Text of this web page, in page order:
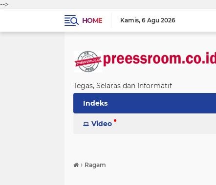
-->
HOME
Kamis 6 Agu 2026
Tegas, Selaras dan Informatif
Indeks
Video
› Ragam